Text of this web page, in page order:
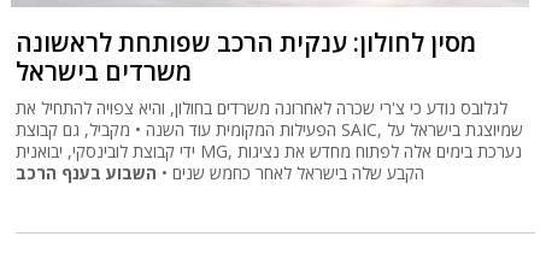
מסין לחולון: ענקית הרכב שפותחת לראשונה
משרדים בישראל
לגלובס נודע כי צ'רי שכרה לאחרונה משרדים בחולון, והיא צפויה להתחיל את
הפעילות המקומית עוד השנה • מקביל, גם קבוצת SAIC, שמיוצגת בישראל על
ידי קבוצת לובינסקי, יבואנית MG, נערכת בימים אלה לפתוח מחדש את נציגות
הקבע שלה בישראל לאחר כחמש שנים • השבוע בענף הרכב